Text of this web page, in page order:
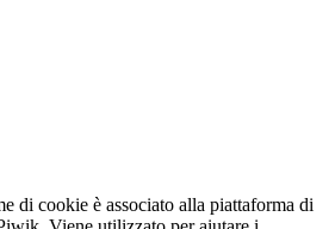
di cookie è associato alla piattaforma di